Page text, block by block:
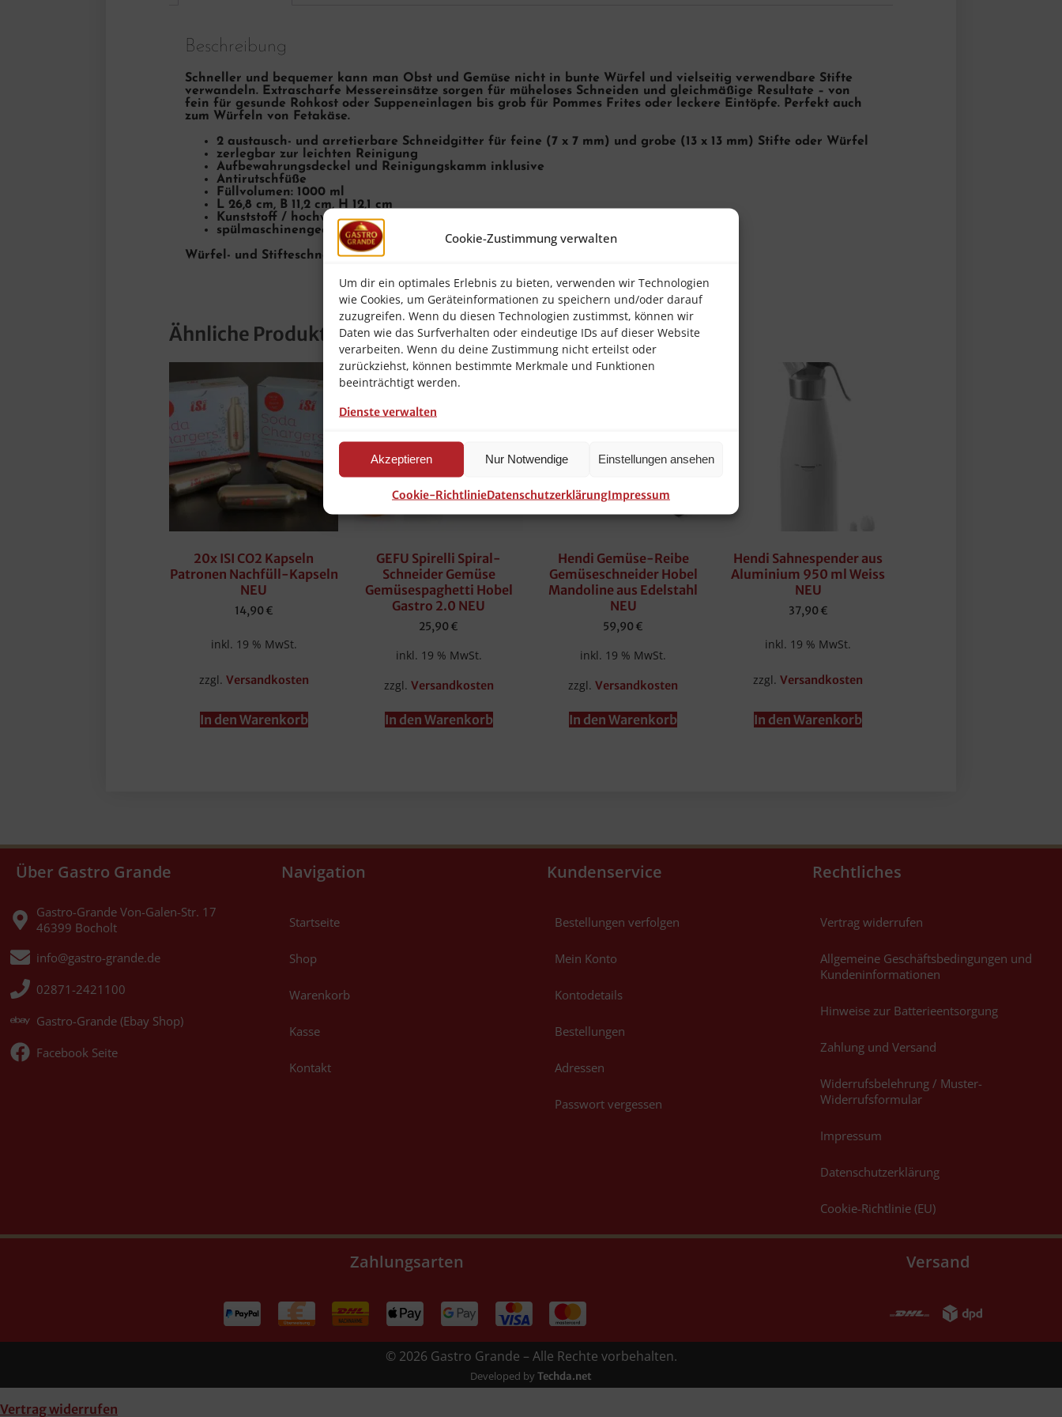
Cookie-Zustimmung verwalten
Um dir ein optimales Erlebnis zu bieten, verwenden wir Technologien
wie Cookies, um Geräteinformationen zu speichern und/oder darauf
zuzugreifen. Wenn du diesen Technologien zustimmst, können wir
Daten wie das Surfverhalten oder eindeutige IDs auf dieser Website
verarbeiten. Wenn du deine Zustimmung nicht erteilst oder
zurückziehst, können bestimmte Merkmale und Funktionen
beeinträchtigt werden.
Dienste verwalten
Akzeptieren Nur Notwendige Einstellungen ansehen
Cookie-RichtlinieDatenschutzerklärungImpressum
Beschreibung
Schneller und bequemer kann man Obst und Gemüse nicht in bunte Würfel und vielseitig verwendbare Stifte
verwandeln. Extrascharfe Messereinsätze sorgen für müheloses Schneiden und gleichmäßige Resultate – von
fein für gesunde Rohkost oder Suppeneinlagen bis grob für Pommes Frites oder leckere Eintöpfe. Perfekt auch
zum Würfeln von Fetakäse.
2 austausch- und arretierbare Schneidgitter für feine (7 x 7 mm) und grobe (13 x 13 mm) Stifte oder Würfel
zerlegbar zur leichten Reinigung
Aufbewahrungsdeckel und Reinigungskamm inklusive
Antirutschfüße
Füllvolumen: 1000 ml
L 26,8 cm, B 11,2 cm, H 12,1 cm
Kunststoff / hochwertiger Edelstahl
spülmaschinengeeignet
Würfel- und Stifteschneider TREPPO
Ähnliche Produkte
20x ISI CO2 Kapseln
Patronen Nachfüll-Kapseln
NEU
14,90 €
inkl. 19 % MwSt.
zzgl. Versandkosten
In den Warenkorb
GEFU Spirelli Spiral-
Schneider Gemüse
Gemüsespaghetti Hobel
Gastro 2.0 NEU
25,90 €
inkl. 19 % MwSt.
zzgl. Versandkosten
In den Warenkorb
Hendi Gemüse-Reibe
Gemüseschneider Hobel
Mandoline aus Edelstahl
NEU
59,90 €
inkl. 19 % MwSt.
zzgl.Versandkosten
In den Warenkorb
Hendi Sahnespender aus
Aluminium 950 ml Weiss
NEU
37,90 €
inkl. 19 % MwSt.
zzgl.Versandkosten
In den Warenkorb
Über Gastro Grande
Gastro-Grande Von-Galen-Str. 17
46399 Bocholt
info@gastro-grande.de
02871-2421100
Gastro-Grande (Ebay Shop)
Facebook Seite
Navigation
Startseite
Shop
Warenkorb
Kasse
Kontakt
Kundenservice
Bestellungen verfolgen
Mein Konto
Kontodetails
Bestellungen
Adressen
Passwort vergessen
Rechtliches
Vertrag widerrufen
Allgemeine Geschäftsbedingungen und
Kundeninformationen
Hinweise zur Batterieentsorgung
Zahlung und Versand
Widerrufsbelehrung / Muster-
Widerrufsformular
Impressum
Datenschutzerklärung
Cookie-Richtlinie (EU)
Zahlungsarten Versand
© 2026 Gastro Grande – Alle Rechte vorbehalten.
Developed by Techda.net
Vertrag widerrufen